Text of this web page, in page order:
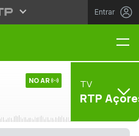
Entrar
NO AR TV
RTP